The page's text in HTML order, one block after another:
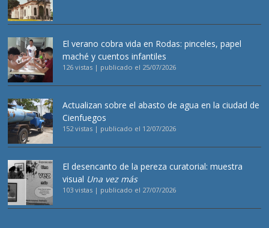
El verano cobra vida en Rodas: pinceles, papel
maché y cuentos infantiles
126 vistas | publicado el 25/07/2026
Actualizan sobre el abasto de agua en la ciudad de
Cienfuegos
152 vistas | publicado el 12/07/2026
El desencanto de la pereza curatorial: muestra
visual Una vez más
103 vistas | publicado el 27/07/2026